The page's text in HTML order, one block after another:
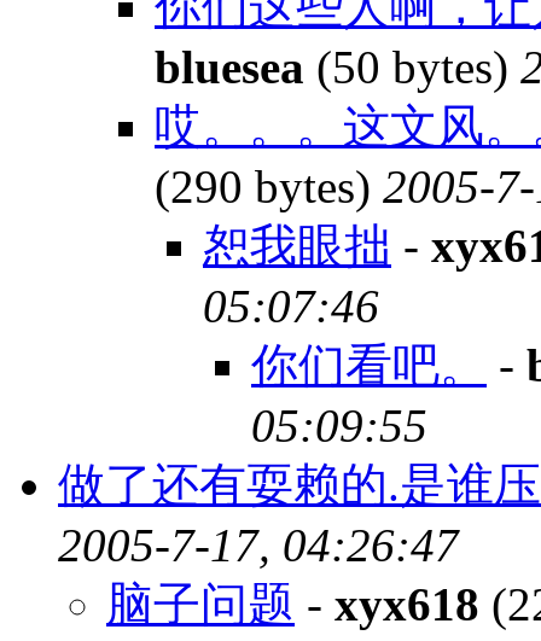
bluesea (50 bytes)
哎。。。这文风
(290 bytes) 2005-
恕我眼拙 -
05:07:46
你们看吧。
-
05:09:55
做了还有耍赖的.是谁
2005-7-17, 04:26:47
脑子问题 - xyx618